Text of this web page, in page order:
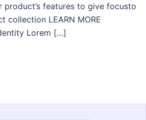
product’s features to give focusto
collection LEARN MORE
Lorem […]